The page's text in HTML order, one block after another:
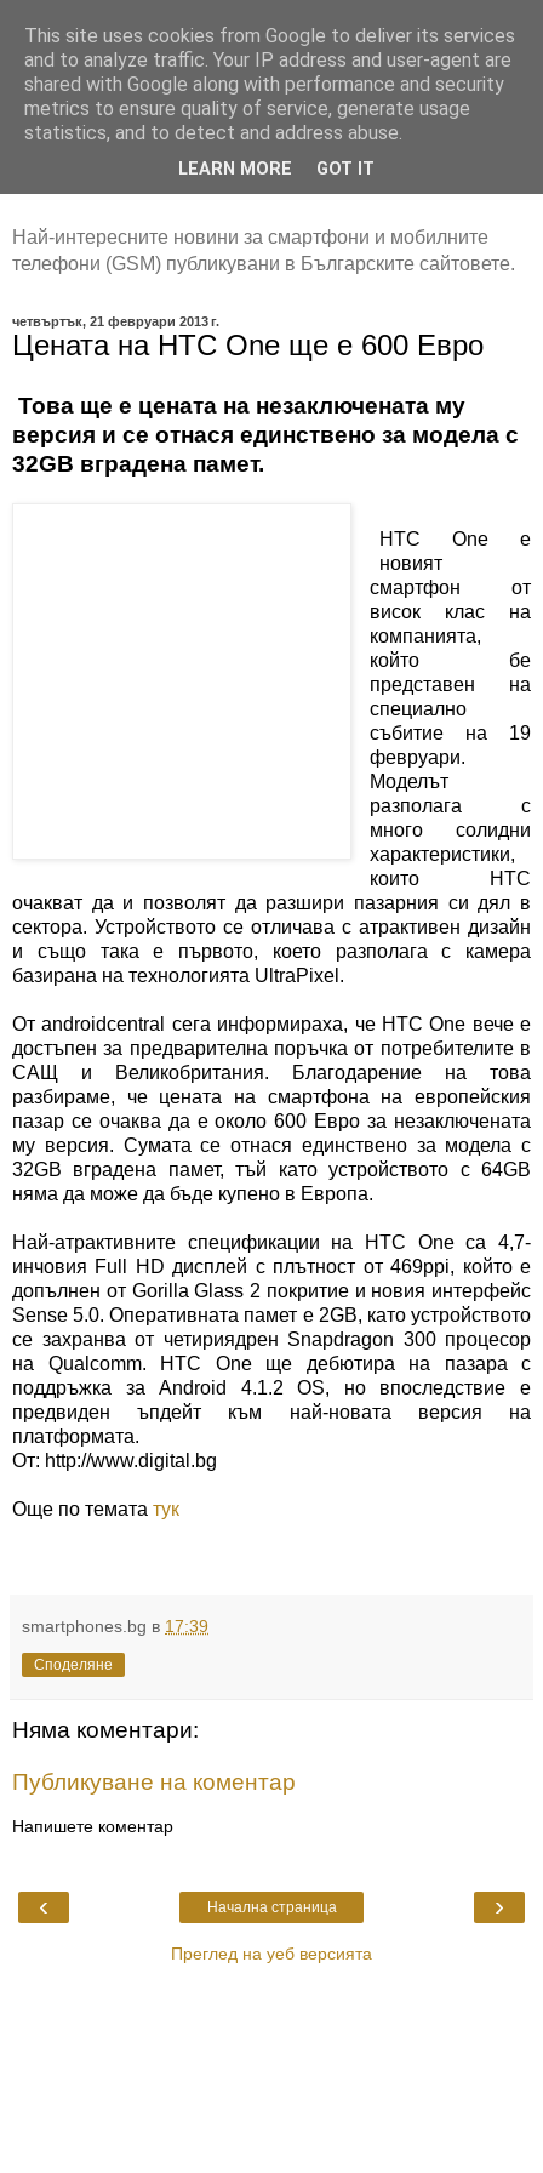
Най-интересните новини за смартфони и мобилните
телефони (GSM) публикувани в Българските сайтовете.
четвъртък, 21 февруари 2013 г.
Цената на HTC One ще е 600 Eвро
Това ще е цената на незаключената му
версия и се отнася единствено за модела с
32GB вградена памет.
НТС One е
новият
смартфон от
висок клас на
компанията,
който бе
представен на
специално
събитие на 19
февруари.
Моделът
разполага с
много солидни
характеристики,
които НТС
очакват да и позволят да разшири пазарния си дял в
сектора. Устройството се отличава с атрактивен дизайн
и също така е първото, което разполага с камера
базирана на технологията UltraPixel.
Oтandroidcentral сега информираха, че НТСOne вече е
достъпен за предварителна поръчка от потребителите в
САЩ и Великобритания. Благодарение на това
разбираме, че цената на смартфона на европейския
пазар се очаква да е около 600 Евро за незаключената
му версия. Сумата се отнася единствено за модела с
32GB вградена памет, тъй като устройството с 64GB
няма да може да бъде купено в Европа.
Най-атрактивните спецификации на HTC Оneса 4,7-
инчовия Full HD дисплей с плътност от 469ppi, който е
допълнен от Gorilla Glass 2 покритие и новия интерфейс
Sense 5.0.Оперативната памет е 2GB, като устройството
се захранва от четириядрен Snapdragon 300 процесор
на Qualcomm. HTC One ще дебютира на пазара с
поддръжка заAndroid 4.1.2 OS, но впоследствие е
предвиден ъпдейт към най-новата версия на
платформата.
От: http://www.digital.bg
Още по темата тук
smartphones.bg в 17:39
Споделяне
Няма коментари:
Публикуване на коментар
Напишете коментар
‹ ›
Начална страница
Преглед на уеб версията
This site uses cookies from Google to deliver its services
and to analyze traffic. Your IP address and user-agent are
shared with Google along with performance and security
metrics to ensure quality of service, generate usage
statistics, and to detect and address abuse.
LEARN MORE GOT IT